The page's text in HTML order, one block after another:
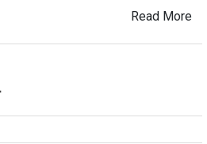
Read More